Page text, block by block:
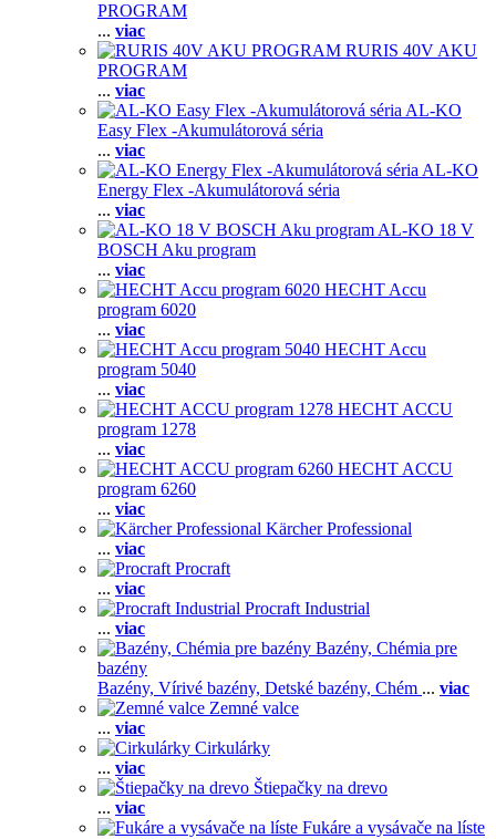
PROGRAM
... viac
RURIS 40V AKU
PROGRAM
... viac
AL-KO
Easy Flex -Akumulátorová séria
... viac
AL-KO
Energy Flex -Akumulátorová séria
... viac
AL-KO 18 V
BOSCH Aku program
... viac
HECHT Accu
program 6020
... viac
HECHT Accu
program 5040
... viac
HECHT ACCU
program 1278
... viac
HECHT ACCU
program 6260
... viac
Kärcher Professional
... viac
Procraft
... viac
Procraft Industrial
... viac
Bazény, Chémia pre
bazény
Bazény, Vírivé bazény, Detské bazény, Chém ... viac
Zemné valce
... viac
Cirkulárky
... viac
Štiepačky na drevo
... viac
Fukáre a vysávače na líste